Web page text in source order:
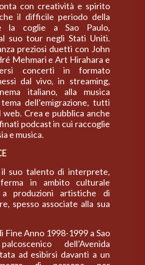
con creatività e spirito
il difficile periodo della
la coglie a Sao Paulo,
suo tour negli Stati Uniti.
preziosi duetti con John
Mehmari e Art Hirahara e
concerti in formato
dal vivo, in streaming,
italiano, alla musica
dell’emigrazione, tutti
web. Crea e pubblica anche
podcast in cui raccoglie
e musica.
suo talento di interprete,
in ambito culturale
produzioni artistiche di
spesso associate alla sua
Fine Anno 1998-1999 a Sao
dell’Avenida
ad esibirsi davanti a un